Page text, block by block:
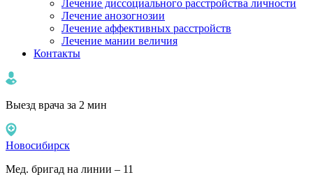
Лечение диссоциального расстройства личности
Лечение анозогнозии
Лечение аффективных расстройств
Лечение мании величия
Контакты
Выезд врача за 2 мин
Новосибирск
Мед. бригад на линии – 11